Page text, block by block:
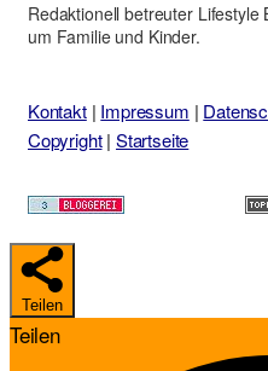
Redaktionell betreuter
um Familie und Kinder.
Kontakt| Impressum |
Copyright| Startseite
Teilen
Teilen